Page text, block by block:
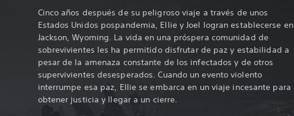
Cinco años después de su peligroso viaje a través de unos
Estados Unidos pospandemia, Ellie y Joel logran establecerse en
Jackson, Wyoming. La vida en una próspera comunidad de
sobrevivientes les ha permitido disfrutar de paz y estabilidad a
pesar de la amenaza constante de los infectados y de otros
supervivientes desesperados. Cuando un evento violento
interrumpe esa paz, Ellie se embarca en un viaje incesante para
obtener justicia y llegar a un cierre.